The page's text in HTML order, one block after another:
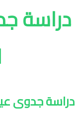
دراسة
دراسة جدوى